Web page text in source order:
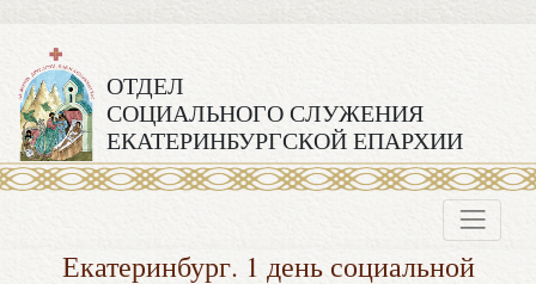
ОТДЕЛ
СОЦИАЛЬНОГО СЛУЖЕНИЯ
ЕКАТЕРИНБУРГСКОЙ ЕПАРХИИ
Екатеринбург. 1 день социальной